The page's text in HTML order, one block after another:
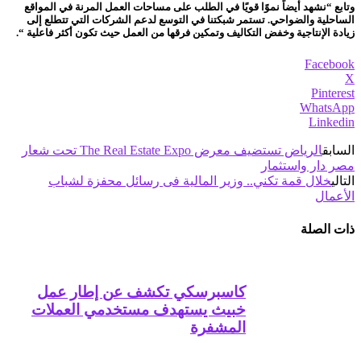
وتابع “نشهد أيضاً نموًا قويًا في الطلب على مساحات العمل المرنة في المواقع
الساحلية والضواحي. تستمر شبكتنا في التوسع لدعم الشركات التي تتطلع إلى
زيادة الإنتاجية وخفض التكاليف وتمكين فرقها من العمل حيث تكون أكثر فاعلية “.
Facebook
X
Pinterest
WhatsApp
Linkedin
السابق
الرياض تستضيف معرض The Real Estate Expo تحت شعار
مصر دار واستثمار
التاليخلال قمة تكني.. وزير المالية فى رسائل محفزة لشباب
الأعمال
ذات الصلة
كاسبرسكي تكشف عن إطار عمل
خبيث يستهدف مستخدمي العملات
المشفرة